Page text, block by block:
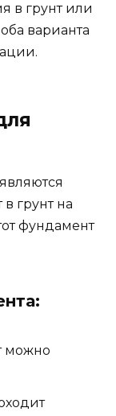
в грунт или
варианта
грунт на
фундамент
можно